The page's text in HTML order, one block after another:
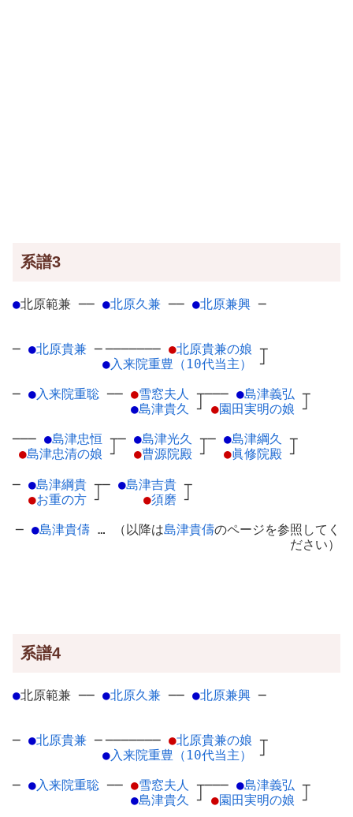
系譜3
●北原範兼 ── ●北原久兼 ── ●北原兼興 ─
─ ●北原貴兼 ─ ─────── ●北原貴兼の娘 ┬
●入来院重豊（10代当主） ┘
─ ●入来院重聡 ── ●雪窓夫人 ┬
●島津貴久 ┘
─── ●島津義弘 ┬
●園田実明の娘 ┘
─── ●島津忠恒 ┬
●島津忠清の娘 ┘
─ ●島津光久 ┬
●曹源院殿 ┘
─ ●島津綱久 ┬
●眞修院殿 ┘
─ ●島津綱貴 ┬
●お重の方 ┘
─ ●島津吉貴 ┬
●須磨 ┘
─ ●島津貴儔 … （以降は島津貴儔のページを参照してく
ださい）
系譜4
●北原範兼 ── ●北原久兼 ── ●北原兼興 ─
─ ●北原貴兼 ─ ─────── ●北原貴兼の娘 ┬
●入来院重豊（10代当主） ┘
─ ●入来院重聡 ── ●雪窓夫人 ┬
●島津貴久 ┘
─── ●島津義弘 ┬
●園田実明の娘 ┘